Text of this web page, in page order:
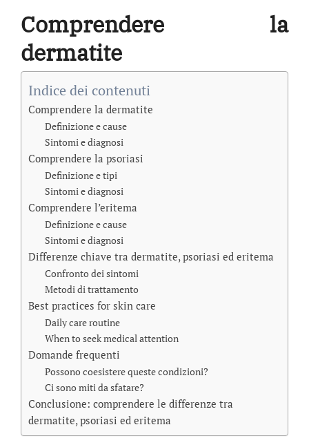
Comprendere la
dermatite
Indice dei contenuti
Comprendere la dermatite
Definizione e cause
Sintomi e diagnosi
Comprendere la psoriasi
Definizione e tipi
Sintomi e diagnosi
Comprendere l’eritema
Definizione e cause
Sintomi e diagnosi
Differenze chiave tra dermatite, psoriasi ed eritema
Confronto dei sintomi
Metodi di trattamento
Best practices for skin care
Daily care routine
When to seek medical attention
Domande frequenti
Possono coesistere queste condizioni?
Ci sono miti da sfatare?
Conclusione: comprendere le differenze tra
dermatite, psoriasi ed eritema